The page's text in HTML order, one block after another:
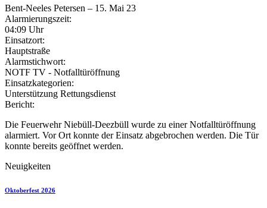
Bent-Neeles Petersen – 15. Mai 23
Alarmierungszeit:
04:09 Uhr
Einsatzort:
Hauptstraße
Alarmstichwort:
NOTF TV - Notfalltüröffnung
Einsatzkategorien:
Unterstützung Rettungsdienst
Bericht:
Die Feuerwehr Niebüll-Deezbüll wurde zu einer Notfalltüröffnung
alarmiert. Vor Ort konnte der Einsatz abgebrochen werden. Die Tür
konnte bereits geöffnet werden.
Neuigkeiten
Oktoberfest 2026